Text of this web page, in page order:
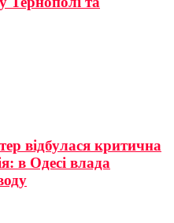
відбулася критична
в Одесі влада